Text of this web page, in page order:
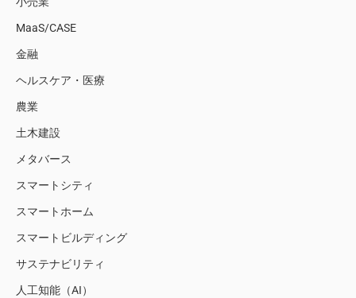
MaaS/CASE
金融
ヘルスケア・医療
農業
土木建設
メタバース
スマートシティ
スマートホーム
スマートビルディング
サステナビリティ
人工知能（AI）